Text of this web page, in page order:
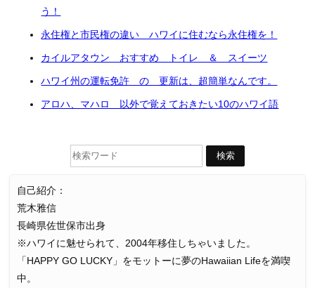
う！
永住権と市民権の違い ハワイに住むなら永住権を！
カイルアタウン おすすめ トイレ ＆ スイーツ
ハワイ州の運転免許 の 更新は、超簡単なんです。
アロハ、マハロ 以外で覚えておきたい10のハワイ語
自己紹介：
荒木雅信
長崎県佐世保市出身
※ハワイに魅せられて、2004年移住しちゃいました。
「HAPPY GO LUCKY」をモットーに夢のHawaiian Lifeを満喫
中。